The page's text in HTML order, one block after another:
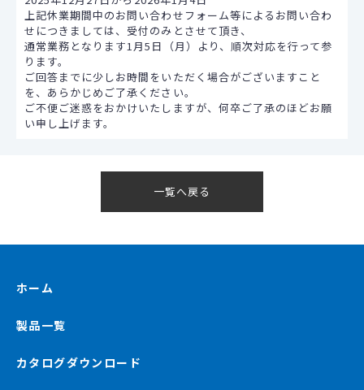
上記休業期間中のお問い合わせフォーム等によるお問い合わ
せにつきましては、受付のみとさせて頂き、
通常業務となります1月5日（月）より、順次対応を行って参
ります。
ご回答までに少しお時間をいただく場合がございますこと
を、あらかじめご了承ください。
ご不便ご迷惑をおかけいたしますが、何卒ご了承のほどお願
い申し上げます。
一覧へ戻る
ホーム
製品一覧
カタログダウンロード